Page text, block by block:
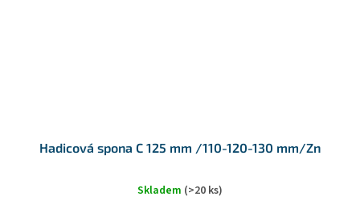
Hadicová spona C 125 mm /110-120-130 mm/Zn
Skladem (>20 ks)